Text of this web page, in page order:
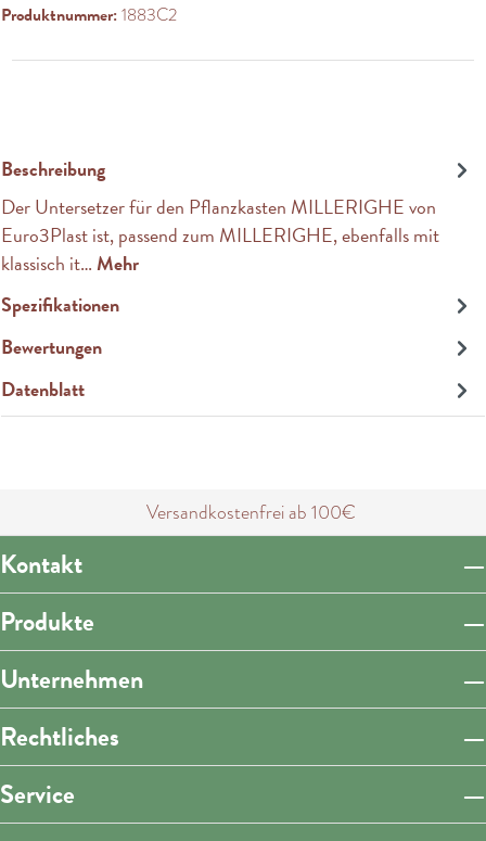
Produktnummer:1883C2
Beschreibung
Der Untersetzer für den Pflanzkasten MILLERIGHE von
Euro3Plast ist, passend zum MILLERIGHE, ebenfalls mit
klassisch it…Mehr
Spezifikationen
Bewertungen
Datenblatt
Versandkostenfrei ab 100€
Kontakt
Produkte
Unternehmen
Rechtliches
Service